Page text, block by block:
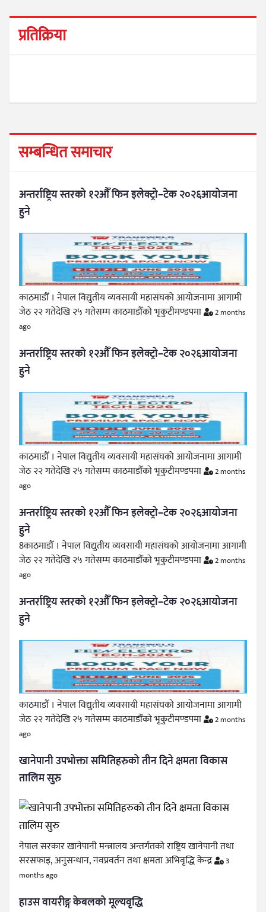
प्रतिक्रिया
सम्बन्धित समाचार
अन्तर्राष्ट्रिय स्तरको १२औँ फिन इलेक्ट्रो–टेक २०२६आयोजना
हुने
काठमाडौँ । नेपाल विद्युतीय व्यवसायी महासंघको आयोजनामा आगामी
जेठ २२ गतेदेखि २५ गतेसम्म काठमाडौँको भृकुटीमण्डपमा
2 months
ago
अन्तर्राष्ट्रिय स्तरको १२औँ फिन इलेक्ट्रो–टेक २०२६आयोजना
हुने
काठमाडौँ । नेपाल विद्युतीय व्यवसायी महासंघको आयोजनामा आगामी
जेठ २२ गतेदेखि २५ गतेसम्म काठमाडौँको भृकुटीमण्डपमा
2 months
ago
अन्तर्राष्ट्रिय स्तरको १२औँ फिन इलेक्ट्रो–टेक २०२६आयोजना
हुने
8काठमाडौँ । नेपाल विद्युतीय व्यवसायी महासंघको आयोजनामा आगामी
जेठ २२ गतेदेखि २५ गतेसम्म काठमाडौँको भृकुटीमण्डपमा
2 months
ago
अन्तर्राष्ट्रिय स्तरको १२औँ फिन इलेक्ट्रो–टेक २०२६आयोजना
हुने
काठमाडौँ । नेपाल विद्युतीय व्यवसायी महासंघको आयोजनामा आगामी
जेठ २२ गतेदेखि २५ गतेसम्म काठमाडौँको भृकुटीमण्डपमा
2 months
ago
खानेपानी उपभोक्ता समितिहरुको तीन दिने क्षमता विकास
तालिम सुरु
नेपाल सरकार खानेपानी मन्त्रालय अन्तर्गतको राष्ट्रिय खानेपानी तथा
सरसफाइ, अनुसन्धान, नवप्रवर्तन तथा क्षमता अभिवृद्धि केन्द्र
3
months ago
हाउस वायरीङ्ग केबलको मूल्यवृद्धि